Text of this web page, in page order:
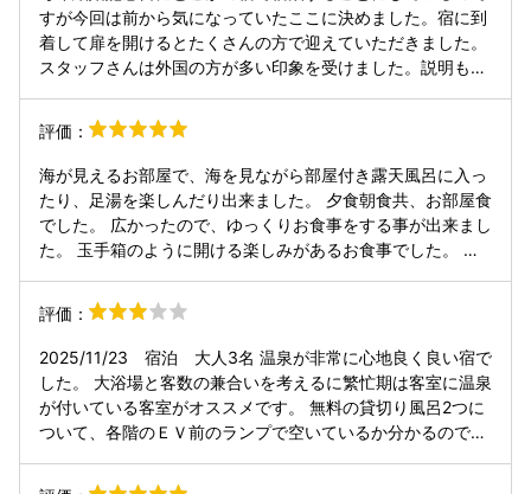
すが今回は前から気になっていたここに決めました。宿に到
着して扉を開けるとたくさんの方で迎えていただきました。
スタッフさんは外国の方が多い印象を受けました。説明も丁
ても美味しかったです。刺身も大きい箱型で提供されてフタ
を開けるとドライアイスの演出でとても良かったです。大浴
場も２つあり時間により男女が入れ替わります。
評価：
海が見えるお部屋で、海を見ながら部屋付き露天風呂に入っ
たり、足湯を楽しんだり出来ました。 夕食朝食共、お部屋食
でした。 広かったので、ゆっくりお食事をする事が出来まし
た。 玉手箱のように開ける楽しみがあるお食事でした。 ド
湯でした！！ 貸し切り露天風呂も高層からの眺めが良く、い
いお湯をゆっくり楽しめました。
評価：
2025/11/23 宿泊 大人3名 温泉が非常に心地良く良い宿で
した。 大浴場と客数の兼合いを考えるに繁忙期は客室に温泉
が付いている客室がオススメです。 無料の貸切り風呂2つに
ついて、各階のＥＶ前のランプで空いているか分かるのです
といったところです。 客室のチェックアウト１時間延長の場